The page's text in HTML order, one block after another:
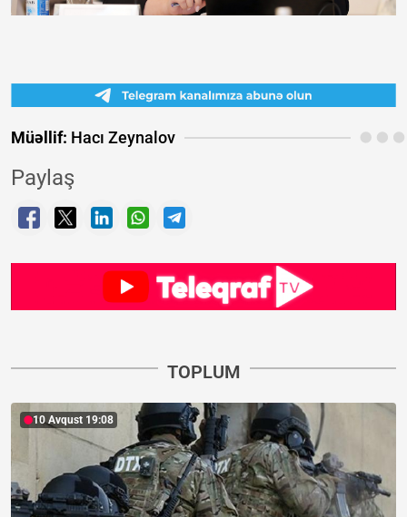
Müəllif: Hacı Zeynalov
Paylaş
TOPLUM
10 Avqust 19:08